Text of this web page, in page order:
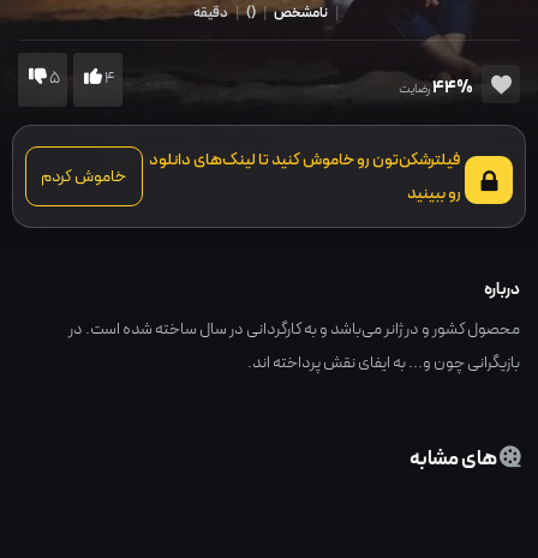
| نامشخص |
()
| دقیقه
44%رضایت 4
5
فیلترشکن‌تون رو خاموش کنید تا لینک‌های دانلود
رو ببینید
خاموش کردم
درباره
محصول کشور و در ژانر می‌باشد و به کارگردانی در سال ساخته شده است. در
بازیگرانی چون و... به ایفای نقش پرداخته اند.
های مشابه